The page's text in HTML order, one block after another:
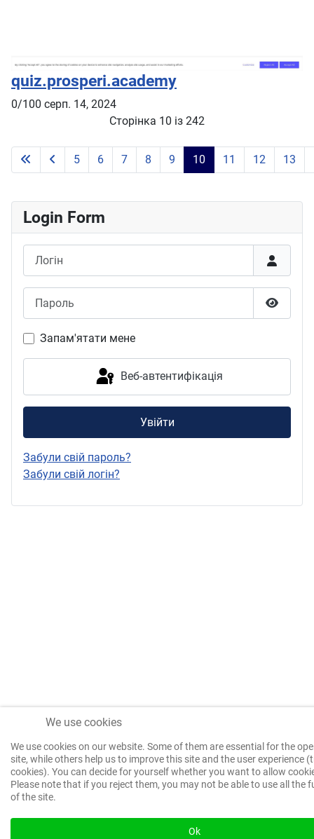
quiz.prosperi.academy
0/100 серп. 14, 2024
Сторінка 10 із 242
5 6 7 8 9 10 11 12 13
Login Form
Запам'ятати мене
Веб-автентифікація
Увійти
Забули свій пароль?
Забули свій логін?
We use cookies
We use cookies on our website. Some of them are essential for the
site, while others help us to improve this site and the user experience
cookies). You can decide for yourself whether you want to allow
Please note that if you reject them, you may not be able to use all the
of the site.
Ok